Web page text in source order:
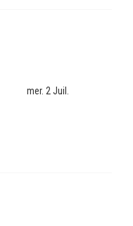
mer. 2 Juil.